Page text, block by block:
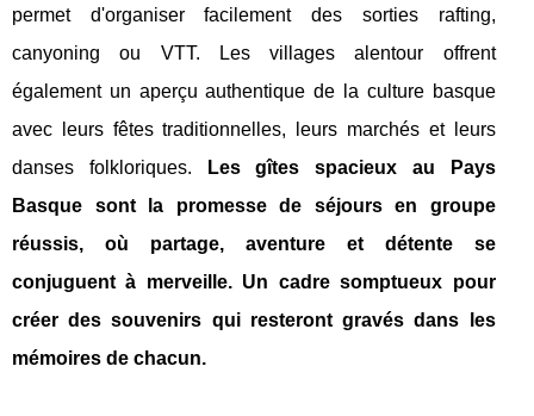
permet d'organiser facilement des sorties rafting,
canyoning ou VTT. Les villages alentour offrent
également un aperçu authentique de la culture basque
avec leurs fêtes traditionnelles, leurs marchés et leurs
danses folkloriques.
Les gîtes spacieux au Pays
Basque sont la promesse de séjours en groupe
réussis, où partage, aventure et détente se
conjuguent à merveille. Un cadre somptueux pour
créer des souvenirs qui resteront gravés dans les
mémoires de chacun.